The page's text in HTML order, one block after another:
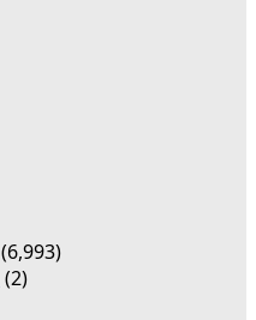
(6,993)
(2)